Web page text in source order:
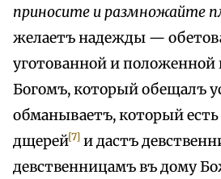
приносите и размножайте
желаетъ надежды —
уготованной и положенной
Богомъ, который обещалъ
обманываетъ, который есть
дщерей[7] и дастъ
девственницамъ въ дому